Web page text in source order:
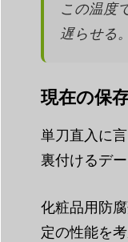
この温度
遅らせる
現在の保
単刀直入に
裏付けるデ
化粧品用防
定の性能を